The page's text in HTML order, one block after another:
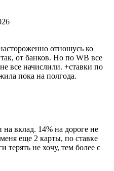
отношусь ко
от банков. Но по WB все
все начислили. +ставки по
пока на полгода.
вклад. 14% на дороге не
еще 2 карты, по ставке
терять не хочу, тем более с